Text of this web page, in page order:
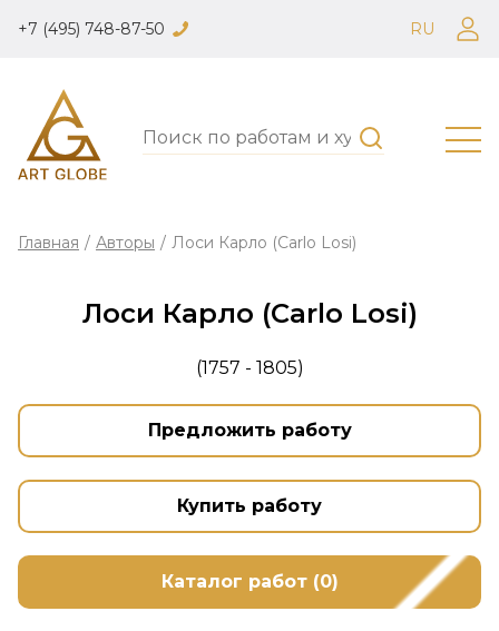
+7 (495) 748-87-50 RU
Главная / Авторы / Лоси Карло (Carlo Losi)
Лоси Карло (Carlo Losi)
(1757 - 1805)
Предложить работу
Купить работу
Каталог работ (0)